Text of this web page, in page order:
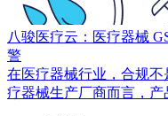
八骏医疗云：医疗器械
警
在医疗器械行业，合规
疗器械生产厂商而言，产